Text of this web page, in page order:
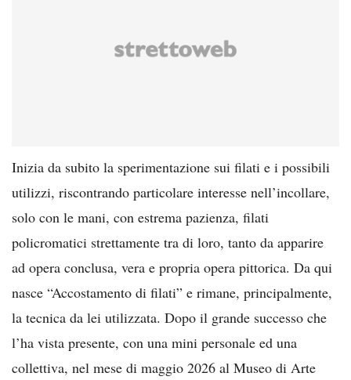
Inizia da subito la sperimentazione sui filati e i possibili
utilizzi, riscontrando particolare interesse nell’incollare,
solo con le mani, con estrema pazienza, filati
policromatici strettamente tra di loro, tanto da apparire
ad opera conclusa, vera e propria opera pittorica. Da qui
nasce “Accostamento di filati” e rimane, principalmente,
la tecnica da lei utilizzata. Dopo il grande successo che
l’ha vista presente, con una mini personale ed una
collettiva, nel mese di maggio 2026 al Museo di Arte